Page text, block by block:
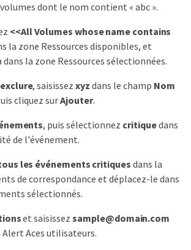
dont le nom contient « abc ».
<<All Volumes whose name contains
la zone Ressources disponibles, et
la zone Ressources sélectionnées.
exclure, saisissezxyz dans le champ Nom
cliquez surAjouter.
, puis sélectionnez critiquedans
de l'événement.
les événements critiques dans la
de correspondance et déplacez-le dans
sélectionnés.
et saisissezsample@domain.com
Alert Aces utilisateurs.